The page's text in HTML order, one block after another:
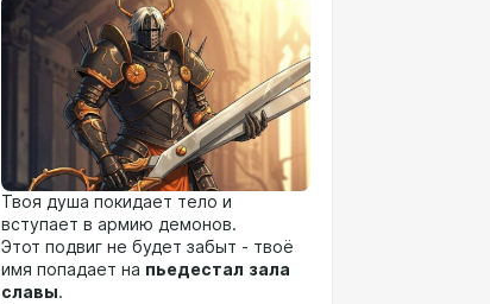
Твоя душа покидает тело и
вступает в армию демонов.
Этот подвиг не будет забыт - твоё
имя попадает на пьедестал зала
славы.